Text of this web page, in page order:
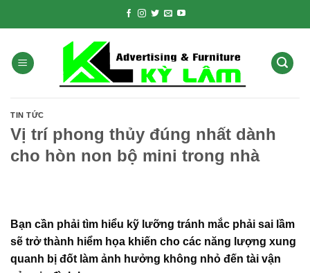
TIN TỨC
Vị trí phong thủy đúng nhất dành
cho hòn non bộ mini trong nhà
Bạn cần phải tìm hiểu kỹ lưỡng tránh mắc phải sai lầm
sẽ trở thành hiểm họa khiến cho các năng lượng xung
quanh bị đốt làm ảnh hưởng không nhỏ đến tài vận